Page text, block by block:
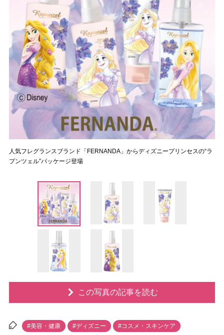
人気フレグランスブランド「FERNANDA」からディズニープリンセスの“ラ
プンツェル”パッケージ登場
この写真の記事を読む
#美容・健康 #ディズニー #コスメ・スキンケア